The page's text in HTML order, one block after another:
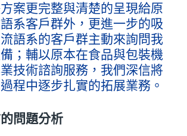
案更完整與清楚的呈現給原
系客戶群外，更進一步的吸
語系的客戶群主動來詢問我
；輔以原本在食品與包裝機
技術諮詢服務，我們深信將
程中逐步扎實的拓展業務。
問題分析